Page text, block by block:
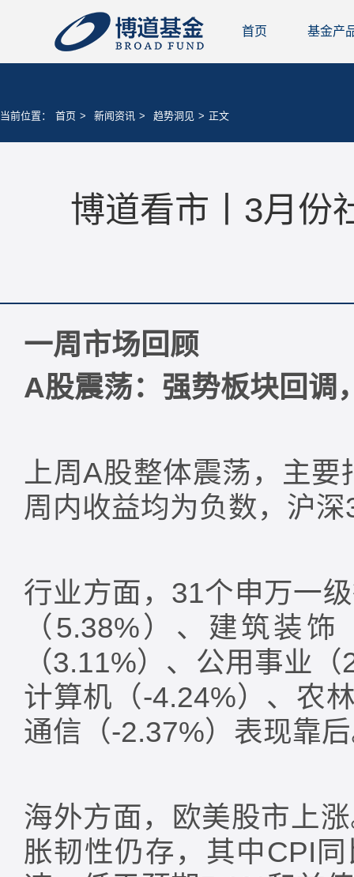
首页 基金产
当前位置： 首页 > 新闻资讯 > 趋势洞见 > 正文
博道看市丨3月份
一周市场回顾
A股震荡：强势板块回调
上周A股整体震荡，主
周内收益均为负数，沪
行业方面，31个申万一
（5.38%）、建筑装
（3.11%）、公用事业
计算机（-4.24%）、农
通信（-2.37%）表现靠
海外方面，欧美股市上
胀韧性仍存，其中CPI